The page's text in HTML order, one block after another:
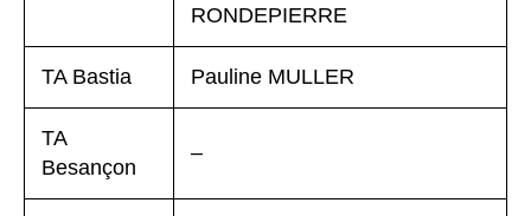
RONDEPIERRE
TA Bastia Pauline MULLER
TA
Besançon
–